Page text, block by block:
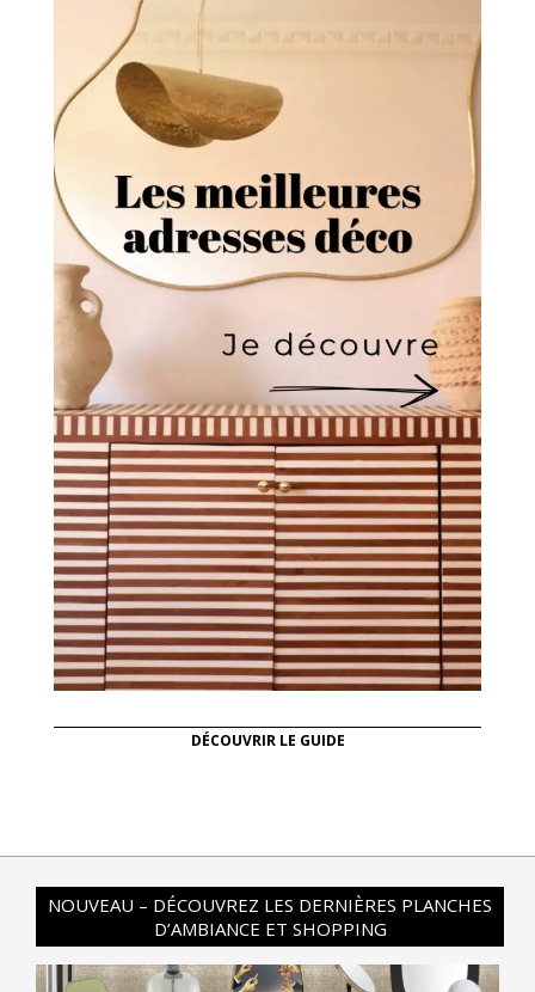
DÉCOUVRIR LE GUIDE
NOUVEAU – DÉCOUVREZ LES DERNIÈRES PLANCHES
D’AMBIANCE ET SHOPPING